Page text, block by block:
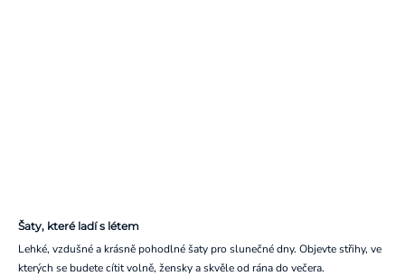
Šaty, které ladí s létem
Lehké, vzdušné a krásně pohodlné šaty pro slunečné dny. Objevte střihy, ve
kterých se budete cítit volně, žensky a skvěle od rána do večera.